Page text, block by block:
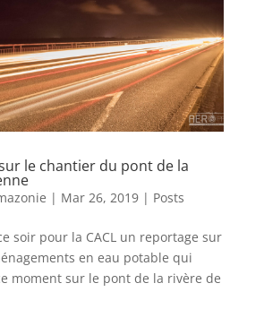
le chantier du pont de la
| Mar 26, 2019| Posts
soir pour la CACL un reportage sur
en eau potable qui
moment sur le pont de la rivère de